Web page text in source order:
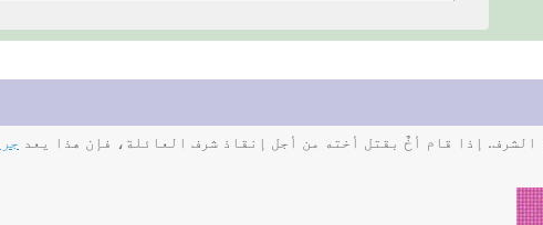
إذا قام أخٌ بقتل أخته من أجل إنقاذ شرف العائلة، فإن هذا يعد